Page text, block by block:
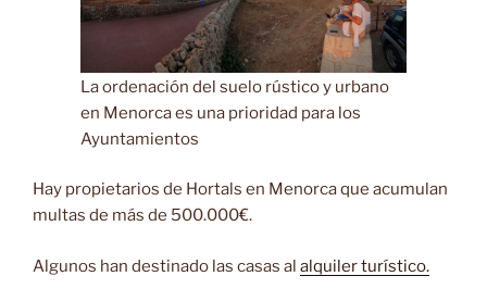
La ordenación del suelo rústico y urbano
en Menorca es una prioridad para los
Ayuntamientos
Hay propietarios de Hortals en Menorca que acumulan
multas de más de 500.000€.
Algunos han destinado las casas al alquiler turístico.